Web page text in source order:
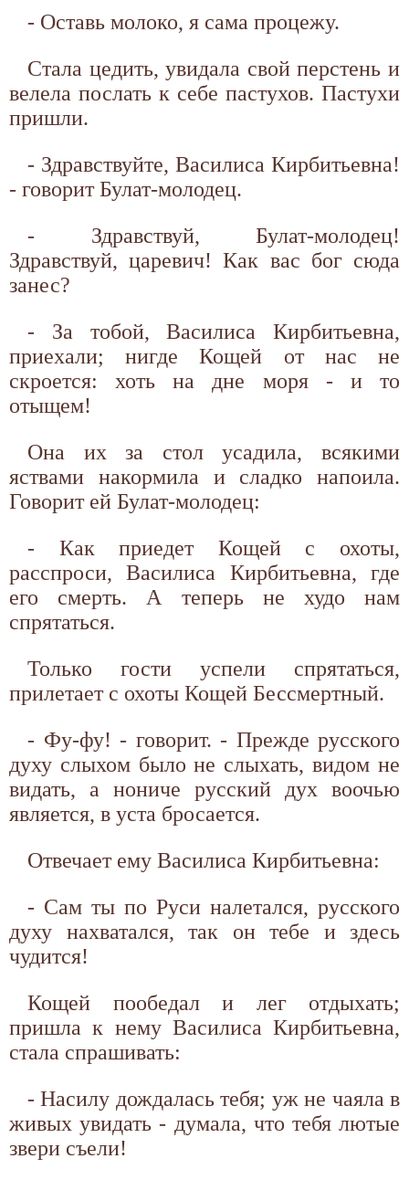
- Оставь молоко, я сама процежу.
Стала цедить, увидала свой перстень и
велела послать к себе пастухов. Пастухи
пришли.
- Здравствуйте, Василиса Кирбитьевна!
- говорит Булат-молодец.
- Здравствуй, Булат-молодец!
Здравствуй, царевич! Как вас бог сюда
занес?
- За тобой, Василиса Кирбитьевна,
приехали; нигде Кощей от нас не
скроется: хоть на дне моря - и то
отыщем!
Она их за стол усадила, всякими
яствами накормила и сладко напоила.
Говорит ей Булат-молодец:
- Как приедет Кощей с охоты,
расспроси, Василиса Кирбитьевна, где
его смерть. А теперь не худо нам
спрятаться.
Только гости успели спрятаться,
прилетает с охоты Кощей Бессмертный.
- Фу-фу! - говорит. - Прежде русского
духу слыхом было не слыхать, видом не
видать, а нониче русский дух воочью
является, в уста бросается.
Отвечает ему Василиса Кирбитьевна:
- Сам ты по Руси налетался, русского
духу нахватался, так он тебе и здесь
чудится!
Кощей пообедал и лег отдыхать;
пришла к нему Василиса Кирбитьевна,
стала спрашивать:
- Насилу дождалась тебя; уж не чаяла в
живых увидать - думала, что тебя лютые
звери съели!